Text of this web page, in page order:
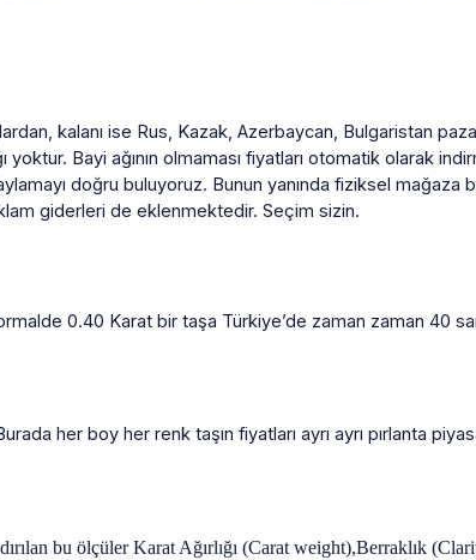
kalanı ise Rus, Kazak, Azerbaycan, Bulgaristan
Bayi ağının olmaması fiyatları otomatik olarak
doğru buluyoruz. Bunun yanında fiziksel mağaza
giderleri de eklenmektedir. Seçim sizin.
0.40 Karat bir taşa Türkiye’de zaman zaman 40
her boy her renk taşın fiyatları ayrı ayrı pırlanta
bu ölçüler Karat Ağırlığı (Carat weight),Berraklık